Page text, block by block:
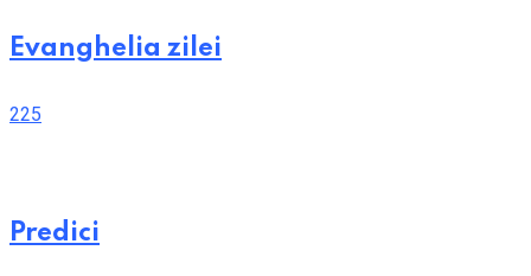
Evanghelia zilei
225
Predici